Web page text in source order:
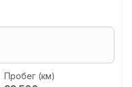
Пробег (км)